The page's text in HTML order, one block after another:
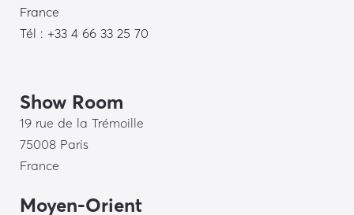
France
Tél : +33 4 66 33 25 70
Show Room
19 rue de la Trémoille
75008 Paris
France
Moyen-Orient